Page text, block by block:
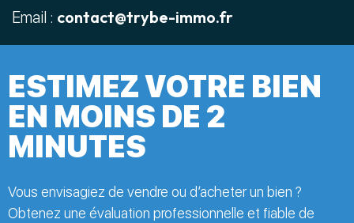
Email : contact@trybe-immo.fr
ESTIMEZ VOTRE BIEN
EN MOINS DE 2
MINUTES
Vous envisagiez de vendre ou d’acheter un bien ?
Obtenez une évaluation professionnelle et fiable de